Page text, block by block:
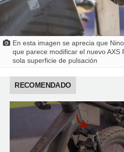
En esta imagen se aprecia que
que parece modificar el nuevo AXS
sola superficie de pulsación
RECOMENDADO